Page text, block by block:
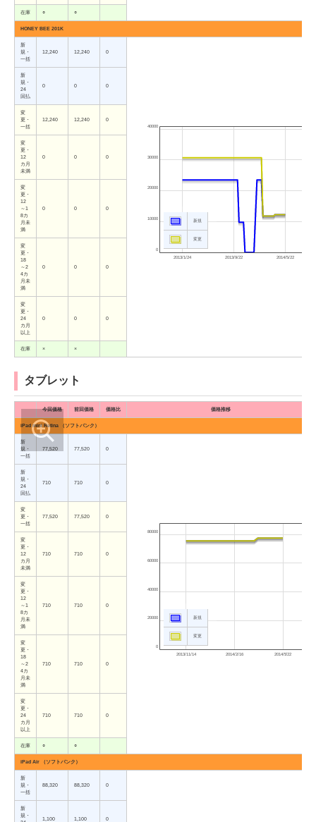
在庫 ○ ○
HONEY BEE 201K
新
規・
一括
12,240 12,240 0
2013/1/24 2013/9/22 2014/5/22
0
10000
20000
30000
40000
新規
変更
新
規・
24
回払
0 0 0
変
更・
一括
12,240 12,240 0
変
更・
12
カ月
未満
0 0 0
変
更・
12
～1
8カ
月未
満
0 0 0
変
更・
18
～2
4カ
月未
満
0 0 0
変
更・
24
カ月
以上
0 0 0
在庫 × ×
タブレット
今回価格 前回価格 価格比 価格推移
iPad mini Retina （ソフトバンク）
新
規・
一括
77,520 77,520 0
2013/11/14 2014/2/16 2014/5/22
0
20000
40000
60000
80000
新規
変更
新
規・
24
回払
710 710 0
変
更・
一括
77,520 77,520 0
変
更・
12
カ月
未満
710 710 0
変
更・
12
～1
8カ
月未
満
710 710 0
変
更・
18
～2
4カ
月未
満
710 710 0
変
更・
24
カ月
以上
710 710 0
在庫 ○ ○
iPad Air （ソフトバンク）
新
規・
一括
88,320 88,320 0
新
規・
1,100 1,100 0